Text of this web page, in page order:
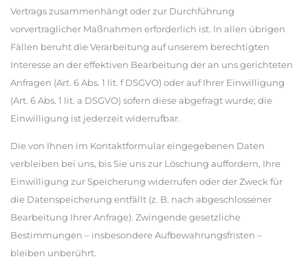
Vertrags zusammenhängt oder zur Durchführung
vorvertraglicher Maßnahmen erforderlich ist. In allen übrigen
Fällen beruht die Verarbeitung auf unserem berechtigten
Interesse an der effektiven Bearbeitung der an uns gerichteten
Anfragen (Art. 6 Abs. 1 lit. f DSGVO) oder auf Ihrer Einwilligung
(Art. 6 Abs. 1 lit. a DSGVO) sofern diese abgefragt wurde; die
Einwilligung ist jederzeit widerrufbar.
Die von Ihnen im Kontaktformular eingegebenen Daten
verbleiben bei uns, bis Sie uns zur Löschung auffordern, Ihre
Einwilligung zur Speicherung widerrufen oder der Zweck für
die Datenspeicherung entfällt (z. B. nach abgeschlossener
Bearbeitung Ihrer Anfrage). Zwingende gesetzliche
Bestimmungen – insbesondere Aufbewahrungsfristen –
bleiben unberührt.